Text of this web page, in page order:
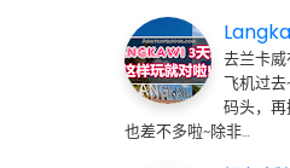
去兰卡
飞机过
码头，
也差不多啦~除非…